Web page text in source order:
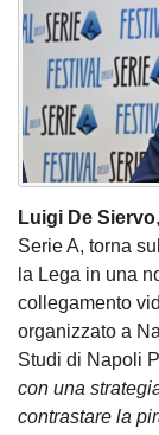
Luigi De Siervo
Serie A, torna
la Lega in una
collegamento
organizzato a
Studi di Napoli
con una
contrastare la